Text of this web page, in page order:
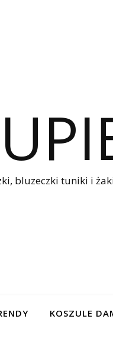
bluzeczki tuniki i
KOSZULE